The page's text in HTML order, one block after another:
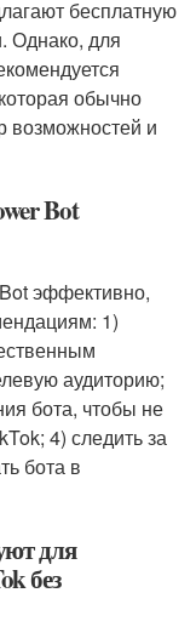
бесплатную
Однако, для
обычно
возможностей и
Bot
эффективно,
1)
аудиторию;
бота, чтобы не
4) следить за
бота в
для
без